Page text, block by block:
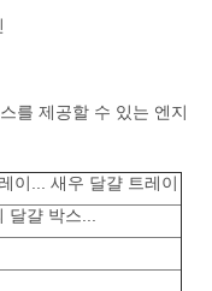
를 제공할 수 있는 엔지
이... 새우 달걀 트레이
달걀 박스...